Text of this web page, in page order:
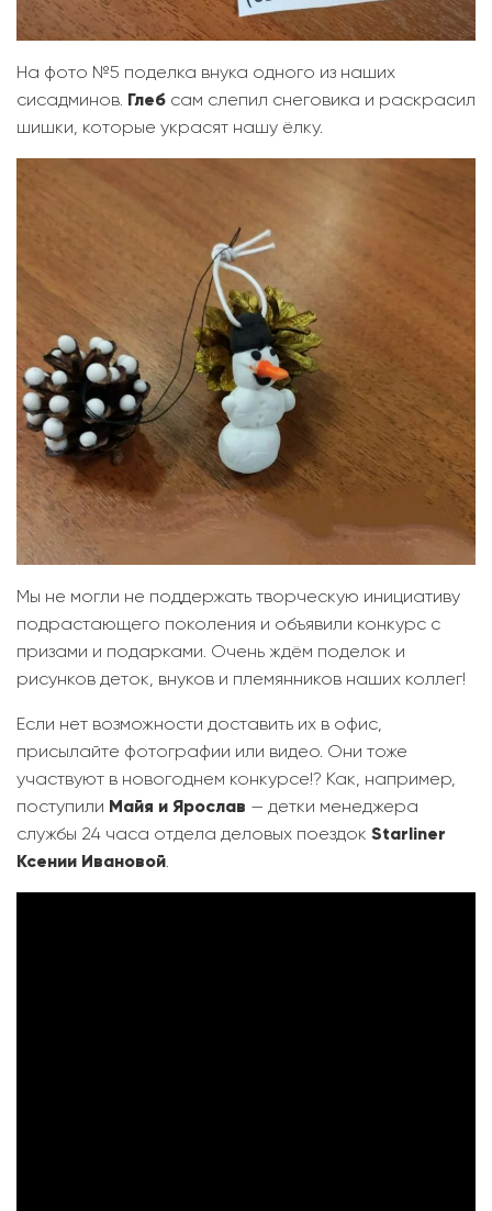
На фото №5 поделка внука одного из наших
сисадминов. Глеб сам слепил снеговика и раскрасил
шишки, которые украсят нашу ёлку.
Мы не могли не поддержать творческую инициативу
подрастающего поколения и объявили конкурс с
призами и подарками. Очень ждём поделок и
рисунков деток, внуков и племянников наших коллег!
Если нет возможности доставить их в офис,
присылайте фотографии или видео. Они тоже
участвуют в новогоднем конкурсе!? Как, например,
поступили Майя и Ярослав — детки менеджера
службы 24 часа отдела деловых поездок Starliner
Ксении Ивановой.